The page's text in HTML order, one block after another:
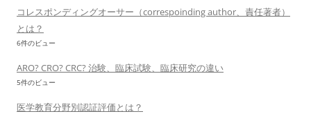
コレスポンディングオーサー（correspoinding author、責任著者）
とは？
6件のビュー
ARO? CRO? CRC? 治験、臨床試験、臨床研究の違い
5件のビュー
医学教育分野別認証評価とは？